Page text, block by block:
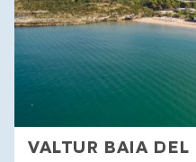
VALTUR BAIA DEL